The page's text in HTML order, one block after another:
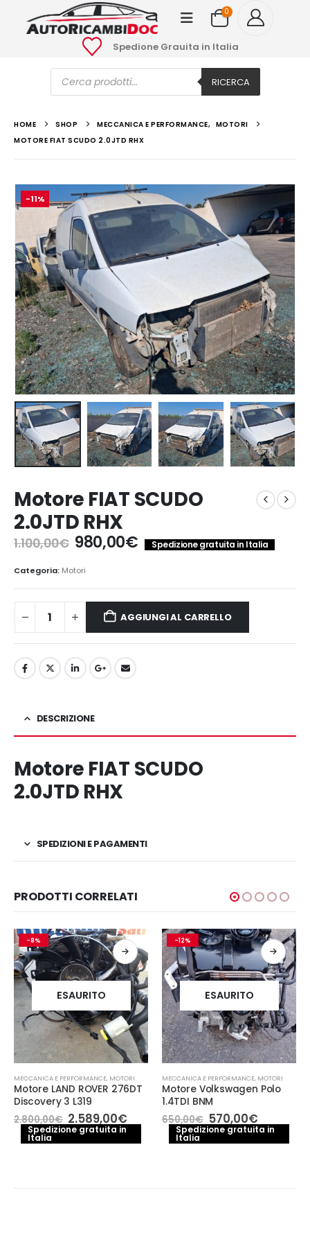
0
Spedione Grauita in Italia
Ricerca
prodotti RICERCA
HOME SHOP MECCANICA E PERFORMANCE, MOTORI
MOTORE FIAT SCUDO 2.0JTD RHX
-11%
Motore FIAT SCUDO
2.0JTD RHX
1.100,00€ Il
prezzo
originale
era:
1.100,00€.
980,00€Il
prezzo
è:
980,00€.
Spedizione gratuita in Italia
Categoria: Motori
AGGIUNGI AL CARRELLO
DESCRIZIONE
Motore FIAT SCUDO
2.0JTD RHX
SPEDIZIONI E PAGAMENTI
PRODOTTI CORRELATI
-8%
ESAURITO
MECCANICA E PERFORMANCE, MOTORI
Motore LAND ROVER 276DT
Discovery 3 L319
2.800,00€ Il
prezzo
originale
2.589,00€Il
prezzo
attuale
Spedizione gratuita in
Italia
-12%
ESAURITO
MECCANICA E PERFORMANCE, MOTORI
Motore Volkswagen Polo
1.4TDI BNM
650,00€ Il
prezzo
originale
570,00€Il
prezzo
attuale
Spedizione gratuita in
Italia